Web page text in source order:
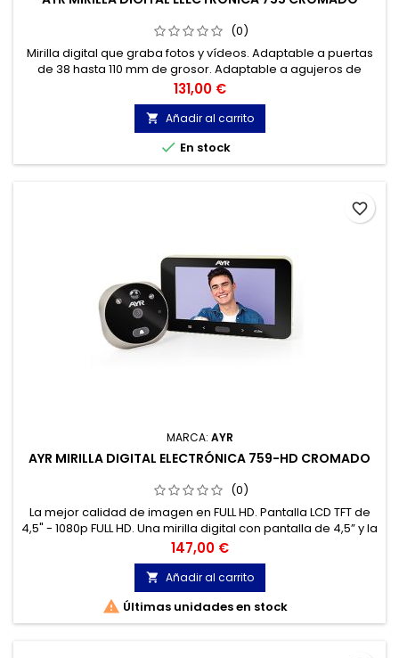
(0)
Mirilla digital que graba fotos y vídeos. Adaptable a puertas
de 38 hasta 110 mm de grosor. Adaptable a agujeros de
mirilla de 14 hasta 26 mm de diámetro. Con pantalla LCD de
4,3” TFT e infrarrojos. Con timbre y función de llamadas
perdidas.
Precio
131,00 €
 Añadir al carrito
 En stock
MARCA: AYR
AYR MIRILLA DIGITAL ELECTRÓNICA 759-HD CROMADO
(0)
La mejor calidad de imagen en FULL HD. Pantalla LCD TFT de
4,5" - 1080p FULL HD. Una mirilla digital con pantalla de 4,5” y la
mejor calidad de imagen gracias a que la cámara del visor
graba a 1080 (FULL HD).
Precio
147,00 €
 Añadir al carrito
 Últimas unidades en stock
favorite_border